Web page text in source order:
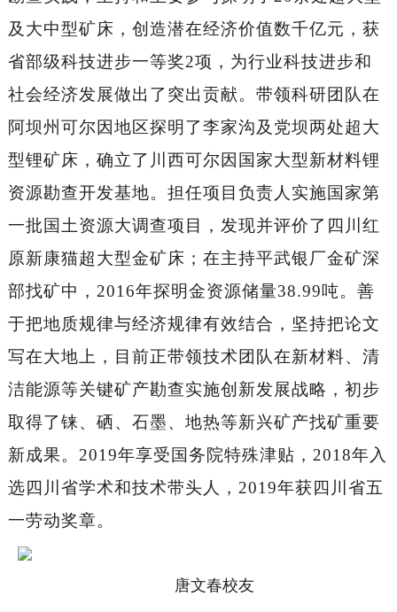
及大中型矿床，创造潜在经济价值数千亿元，获
省部级科技进步一等奖2项，为行业科技进步和
社会经济发展做出了突出贡献。带领科研团队在
阿坝州可尔因地区探明了李家沟及党坝两处超大
型锂矿床，确立了川西可尔因国家大型新材料锂
资源勘查开发基地。担任项目负责人实施国家第
一批国土资源大调查项目，发现并评价了四川红
原新康猫超大型金矿床；在主持平武银厂金矿深
部找矿中，2016年探明金资源储量38.99吨。善
于把地质规律与经济规律有效结合，坚持把论文
写在大地上，目前正带领技术团队在新材料、清
洁能源等关键矿产勘查实施创新发展战略，初步
取得了铼、硒、石墨、地热等新兴矿产找矿重要
新成果。2019年享受国务院特殊津贴，2018年入
选四川省学术和技术带头人，2019年获四川省五
一劳动奖章。
唐文春校友